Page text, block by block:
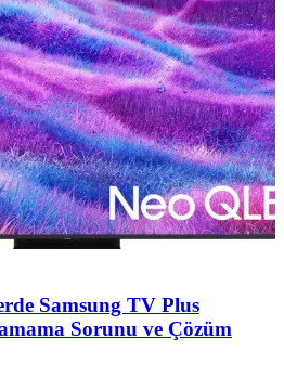
Samsung TV Plus
Sorunu ve Çözüm